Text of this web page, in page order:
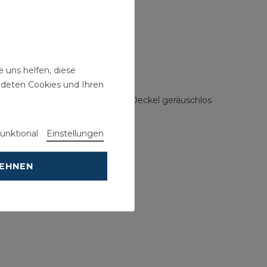
Dämpfer federn Brille und Deckel geräuschlos
uns helfen, diese
Cookies und Ihren
Einstellungen